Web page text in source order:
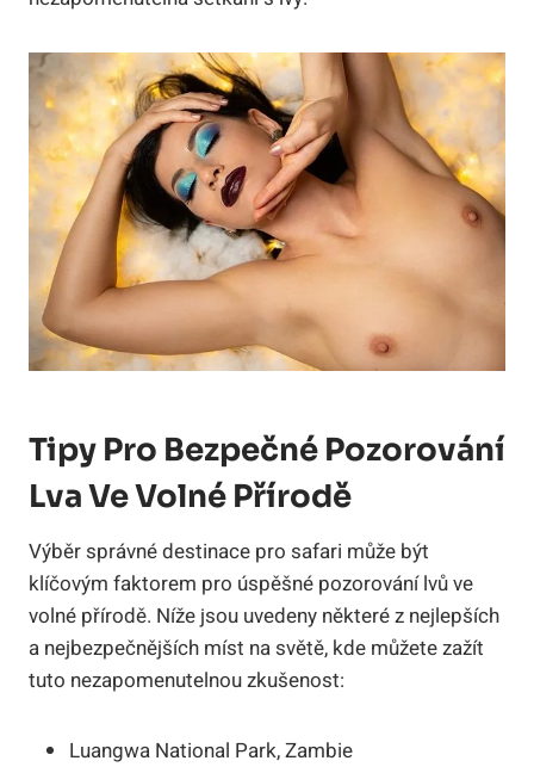
Tipy Pro Bezpečné Pozorování
Lva Ve Volné Přírodě
Výběr správné destinace pro safari může být
klíčovým faktorem pro úspěšné pozorování lvů ve
volné přírodě. Níže jsou uvedeny některé z nejlepších
a nejbezpečnějších míst na světě, kde můžete zažít
tuto nezapomenutelnou zkušenost:
Luangwa National Park, Zambie